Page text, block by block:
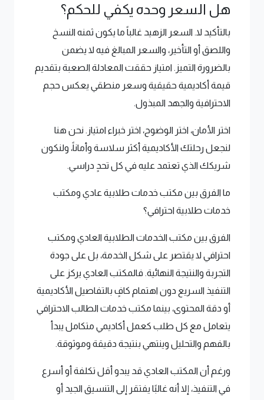
هل السعر وحده يكفي للحكم؟
بالتأكيد لا. السعر الزهيد غالباً ما يكون ثمنه النسخ
واللصق أو التأخير، والسعر المبالغ فيه لا يضمن
بالضرورة التميز. امتياز حققت المعادلة الصعبة بتقديم
قيمة أكاديمية حقيقية وسعر منطقي يعكس حجم
الاحترافية والجهد المبذول.
اختر الأمان، اختر الوضوح، اختر خبراء امتياز. نحن هنا
لنجعل رحلتك الأكاديمية أكثر سلاسة وأماناً، ولنكون
شريكك الذي تعتمد عليه في كل تحدٍ دراسي.
ما الفرق بين مكتب خدمات طلابية عادي ومكتب
خدمات طلابية احترافي؟
الفرق بين مكتب الخدمات الطلابية العادي ومكتب
احترافي لا يقتصر على شكل الخدمة، بل على جودة
التجربة والنتيجة النهائية. فالمكتب العادي يركز على
التنفيذ السريع دون اهتمام كافٍ بالتفاصيل الأكاديمية
أو دقة المحتوى، بينما مكتب خدمات الطالب الاحترافي
يتعامل مع كل طلب كعمل أكاديمي متكامل يبدأ
بالفهم والتحليل وينتهي بنتيجة دقيقة وموثوقة.
ورغم أن المكتب العادي قد يبدو أقل تكلفة أو أسرع
في التنفيذ، إلا أنه غالبًا يفتقر إلى التنسيق الجيد أو